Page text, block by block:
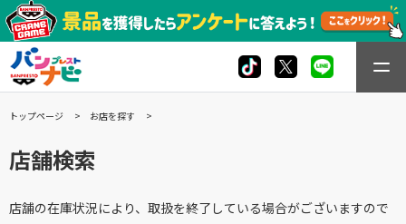
トップページ お店を探す
店舗検索
店舗の在庫状況により、取扱を終了している場合がございますので